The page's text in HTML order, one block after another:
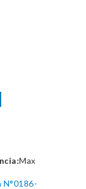
Max
N°0186-